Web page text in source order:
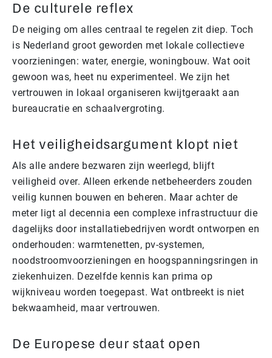
De culturele reflex
De neiging om alles centraal te regelen zit diep. Toch
is Nederland groot geworden met lokale collectieve
voorzieningen: water, energie, woningbouw. Wat ooit
gewoon was, heet nu experimenteel. We zijn het
vertrouwen in lokaal organiseren kwijtgeraakt aan
bureaucratie en schaalvergroting.
Het veiligheidsargument klopt niet
Als alle andere bezwaren zijn weerlegd, blijft
veiligheid over. Alleen erkende netbeheerders zouden
veilig kunnen bouwen en beheren. Maar achter de
meter ligt al decennia een complexe infrastructuur die
dagelijks door installatiebedrijven wordt ontworpen en
onderhouden: warmtenetten, pv-systemen,
noodstroomvoorzieningen en hoogspanningsringen in
ziekenhuizen. Dezelfde kennis kan prima op
wijkniveau worden toegepast. Wat ontbreekt is niet
bekwaamheid, maar vertrouwen.
De Europese deur staat open